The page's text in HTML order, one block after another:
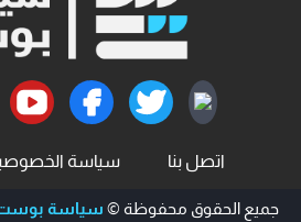
اتصل بنا سياسة
جميع الحقوق محفوظة © سياسة